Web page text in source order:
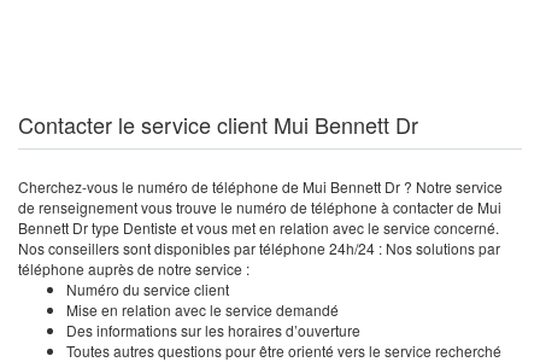
Contacter le service client Mui Bennett Dr
Cherchez-vous le numéro de téléphone de Mui Bennett Dr ? Notre service
de renseignement vous trouve le numéro de téléphone à contacter de Mui
Bennett Dr type Dentiste et vous met en relation avec le service concerné.
Nos conseillers sont disponibles par téléphone 24h/24 : Nos solutions par
téléphone auprès de notre service :
Numéro du service client
Mise en relation avec le service demandé
Des informations sur les horaires d’ouverture
Toutes autres questions pour être orienté vers le service recherché